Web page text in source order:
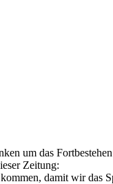
um das
Zeitung:
damit wir das